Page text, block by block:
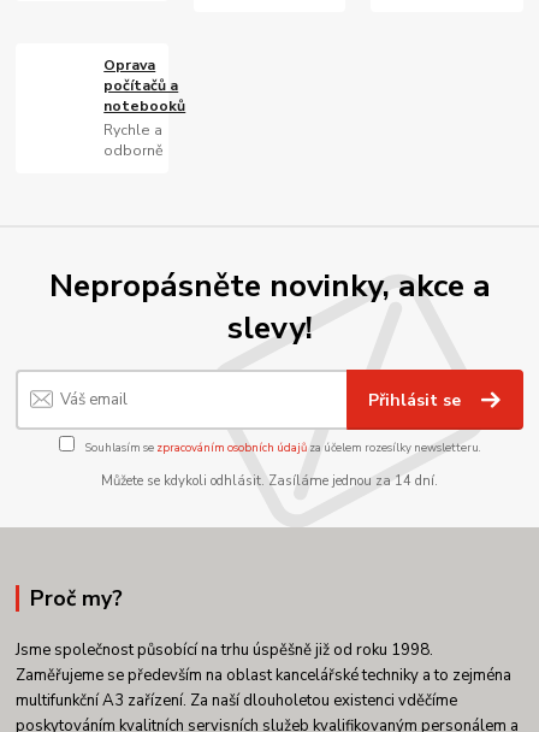
Oprava
počítačů a
notebooků
Rychle a
odborně
Nepropásněte novinky, akce a
slevy!
Přihlásit se
Souhlasím se zpracováním osobních údajůza účelem rozesílky newsletteru.
Můžete se kdykoli odhlásit. Zasíláme jednou za 14 dní.
Proč my?
Jsme společnost působící na trhu úspěšně již od roku 1998.
Zaměřujeme se především na oblast kancelářské techniky a to zejména
multifunkční A3 zařízení. Za naší dlouholetou existenci vděčíme
poskytováním kvalitních servisních služeb kvalifikovaným personálem a